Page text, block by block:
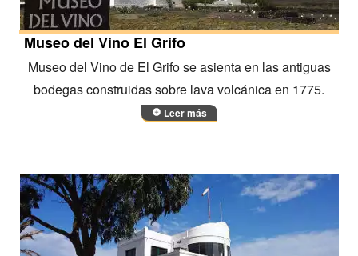
Museo del Vino El Grifo
Museo del Vino de El Grifo se asienta en las antiguas
bodegas construidas sobre lava volcánica en 1775.
Leer más